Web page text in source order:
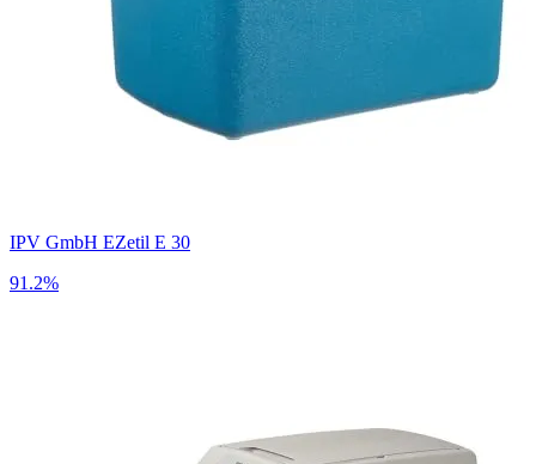
IPV GmbH EZetil E 30
91.2%